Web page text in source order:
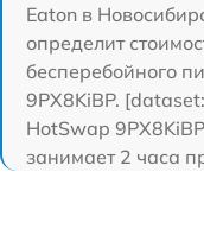
Eaton в
определит
бесперебойного
9PX8KiBP.
HotSwap
занимает 2 часа